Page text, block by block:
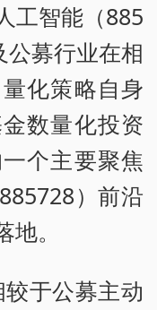
智能（885
募行业在相
化策略自身
数量化投资
个主要聚焦
）前沿
。
于公募主动